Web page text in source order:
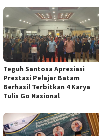
Teguh Santosa Apresiasi
Prestasi Pelajar Batam
Berhasil Terbitkan 4 Karya
Tulis Go Nasional